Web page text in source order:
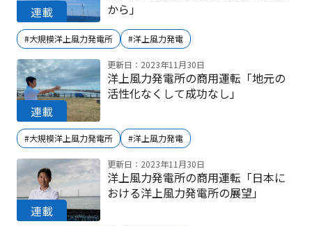
から」
#大規模洋上風力発電所 #洋上風力発電
更新日：2023年11月30日
洋上風力発電所の商用運転「地元の
活性化なくして成功なし」
#大規模洋上風力発電所 #洋上風力発電
更新日：2023年11月30日
洋上風力発電所の商用運転「日本に
おける洋上風力発電所の展望」